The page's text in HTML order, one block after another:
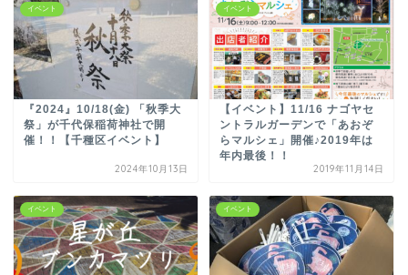
イベント
『2024』10/18(金) 「秋季大
祭」が千代保稲荷神社で開
催！！【千種区イベント】
2024年10月13日
イベント
【イベント】11/16 ナゴヤセ
ントラルガーデンで「あおぞ
らマルシェ」開催♪2019年は
年内最後！！
2019年11月14日
イベント イベント